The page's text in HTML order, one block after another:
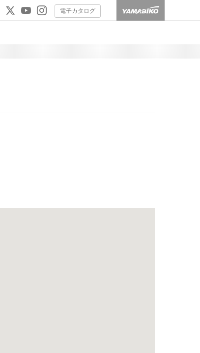
電子カタログ